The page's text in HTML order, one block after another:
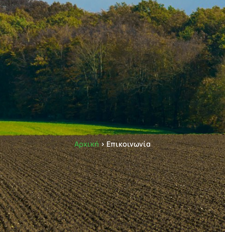
Αρχική> Επικοινωνία